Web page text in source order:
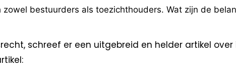
bestuurders als toezichthouders. Wat zijn de
schreef er een uitgebreid en helder artikel